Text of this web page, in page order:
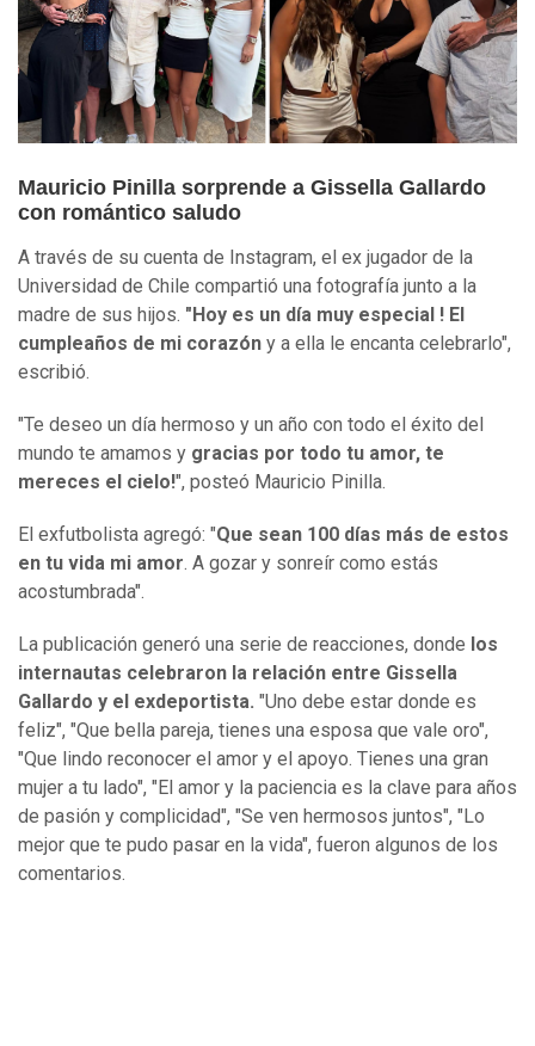
Mauricio Pinilla sorprende a Gissella Gallardo
con romántico saludo
A través de su cuenta de Instagram, el ex jugador de la
Universidad de Chile compartió una fotografía junto a la
madre de sus hijos. "Hoy es un día muy especial ! El
cumpleaños de mi corazón y a ella le encanta celebrarlo",
escribió.
"Te deseo un día hermoso y un año con todo el éxito del
mundo te amamos y gracias por todo tu amor, te
mereces el cielo!", posteó Mauricio Pinilla.
El exfutbolista agregó: "Que sean 100 días más de estos
en tu vida mi amor. A gozar y sonreír como estás
acostumbrada".
La publicación generó una serie de reacciones, donde los
internautas celebraron la relación entre Gissella
Gallardo y el exdeportista. "Uno debe estar donde es
feliz", "Que bella pareja, tienes una esposa que vale oro",
"Que lindo reconocer el amor y el apoyo. Tienes una gran
mujer a tu lado", "El amor y la paciencia es la clave para años
de pasión y complicidad", "Se ven hermosos juntos", "Lo
mejor que te pudo pasar en la vida", fueron algunos de los
comentarios.